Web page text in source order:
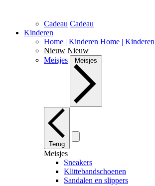
Cadeau Cadeau
Kinderen
Home | Kinderen Home | Kinderen
Nieuw Nieuw
Meisjes
Meisjes
Terug
Meisjes
Sneakers
Klittebandschoenen
Sandalen en slippers